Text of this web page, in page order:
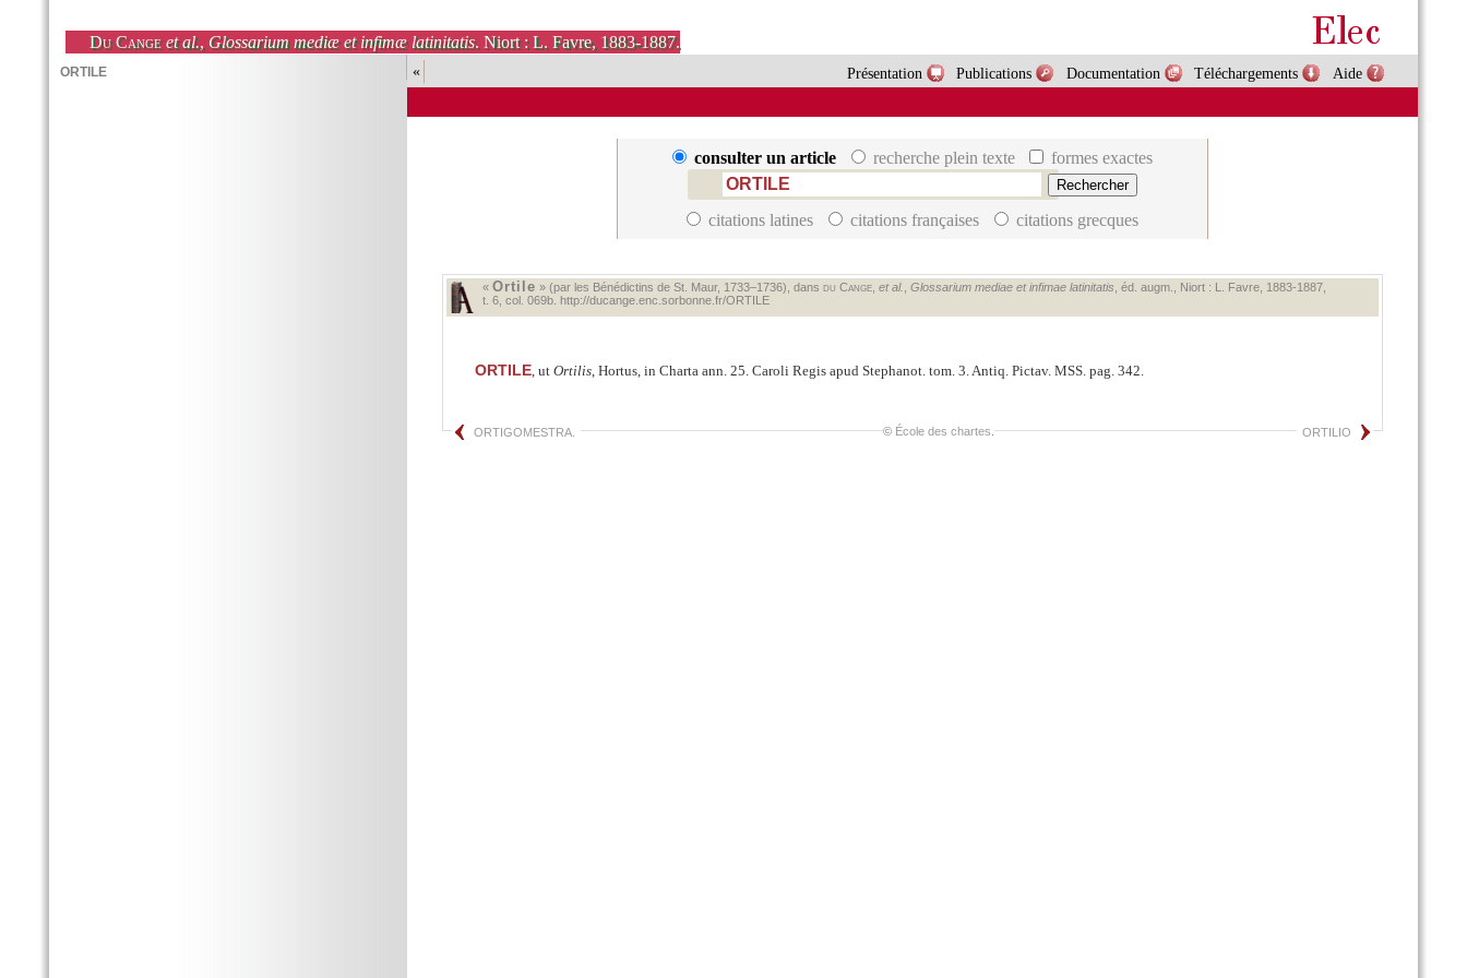
Du Cange et al., Glossarium mediæ et infimæ latinitatis. Niort : L. Favre, 1883-1887.
« Aide
Téléchargements
Documentation
Publications
Présentation
consulter un article recherche plein texte formes exactes
citations latines citations françaises citations grecques
« Ortile » (par les Bénédictins de St. Maur, 1733–1736), dans du Cange, et al. Glossarium mediae et infimae latinitatis , éd. augm., Niort : L. Favre, 1883‑1887,
t. 6, col. 069b. http://ducange.enc.sorbonne.fr/ORTILE
ORTILE, ut Ortilis, Hortus, in Charta ann. 25. Caroli Regis apud Stephanot. tom. 3. Antiq. Pictav. MSS. pag. 342.
ORTIGOMESTRA. ORTILIO
© École des chartes